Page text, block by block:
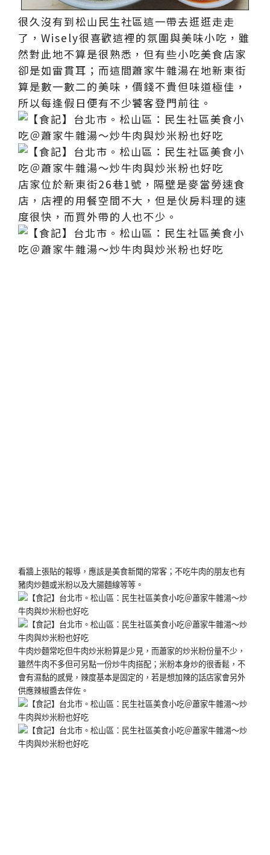
很久沒有到松山民生社區這一帶去逛逛走走
了，Wisely很喜歡這裡的氛圍與美味小吃，雖
然對此地不算是很熟悉，但有些小吃美食店家
卻是如雷貫耳；而這間蕭家牛雜湯在地新東街
算是數一數二的美味，價錢不貴但味道極佳，
所以每逢假日便有不少饕客登門前往。
店家位於新東街26巷1號，隔壁是麥當勞速食
店，店裡的用餐空間不大，但是伙房料理的速
度很快，而買外帶的人也不少。
看牆上張貼的報導，應該是美食新聞的常客；不吃牛肉的朋友也有
豬肉炒麵或米粉以及大腸麵線等等。
牛肉炒麵常吃但牛肉炒米粉算是少見，而蕭家的炒米粉份量不少，
雖然牛肉不多但可另點一份炒牛肉搭配；米粉本身炒的很香鬆，不
會有濕黏的感覺，辣度基本是固定的，若是想加辣的話店家會另外
供應辣椒醬去伴佐。